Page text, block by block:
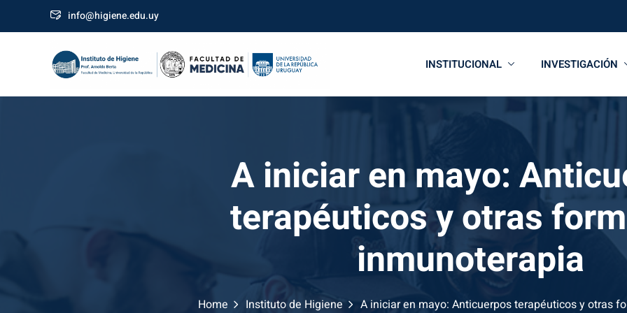
info@higiene.edu.uy
INSTITUCIONAL INVESTIGACIÓN
A iniciar en mayo:
terapéuticos y otras
inmunoterapia
Home Instituto de Higiene A iniciar en mayo: Anticuerpos terapéuticos y otras